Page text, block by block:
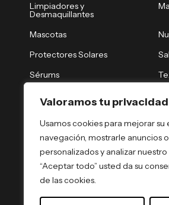
Valoramos tu privacidad
Usamos cookies para mejorar
navegación, mostrarle anuncios
personalizados y analizar
“Aceptar todo” usted da su
de las cookies.
Limpiadores y
Desmaquillantes
Mascotas
Protectores Solares
Sérums